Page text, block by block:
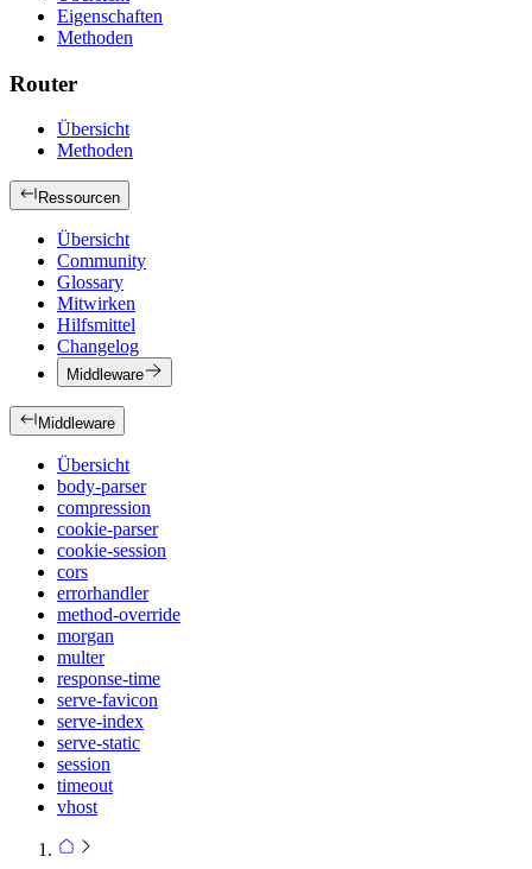
Eigenschaften
Methoden
Router
Übersicht
Methoden
Ressourcen
Übersicht
Community
Glossary
Mitwirken
Hilfsmittel
Changelog
Middleware
Middleware
Übersicht
body-parser
compression
cookie-parser
cookie-session
cors
errorhandler
method-override
morgan
multer
response-time
serve-favicon
serve-index
serve-static
session
timeout
vhost